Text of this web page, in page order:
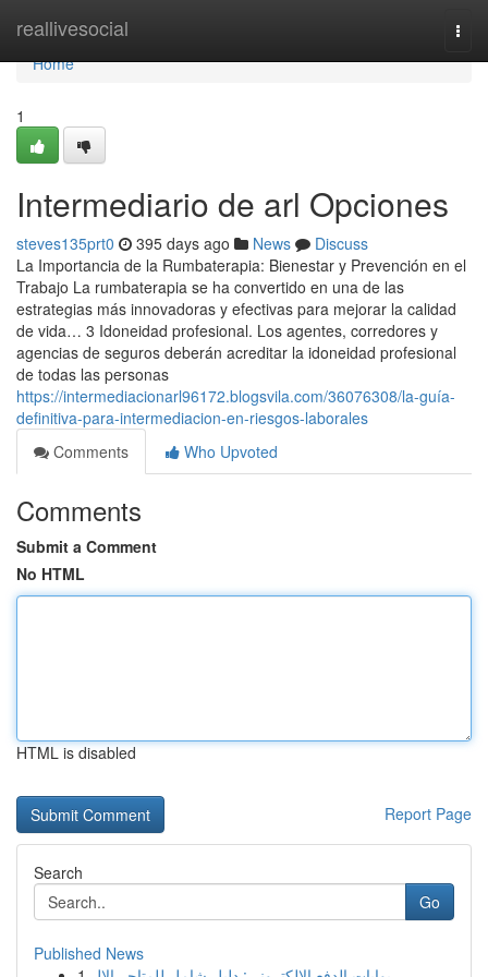
reallivesocial
Home
Home
1
Intermediario de arl Opciones
steves135prt0 395 days ago News
Discuss
La Importancia de la Rumbaterapia: Bienestar y Prevención en el
Trabajo La rumbaterapia se ha convertido en una de las
estrategias más innovadoras y efectivas para mejorar la calidad
de vida… 3 Idoneidad profesional. Los agentes, corredores y
agencias de seguros deberán acreditar la idoneidad profesional
de todas las personas
https://intermediacionarl96172.blogsvila.com/36076308/la-guía-
definitiva-para-intermediacion-en-riesgos-laborales
Comments
Who Upvoted
Comments
Submit a Comment
No HTML
HTML is disabled
Report Page
Search
Go
Published News